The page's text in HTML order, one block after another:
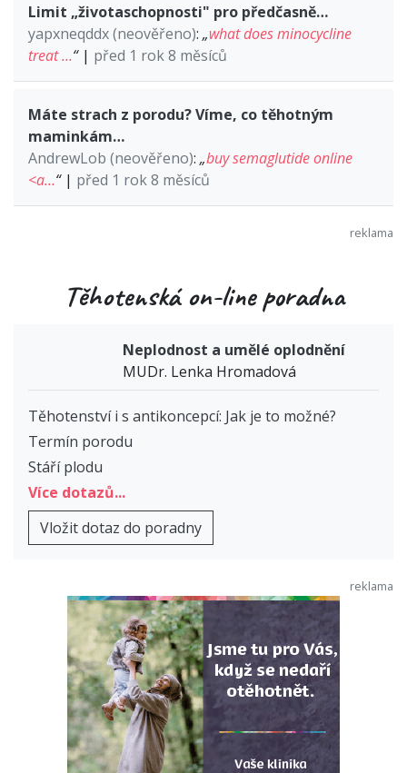
Limit „životaschopnosti" pro předčasně…
yapxneqddx (neověřeno): „what does minocycline
treat …“| před 1 rok 8 měsíců
Máte strach z porodu? Víme, co těhotným
maminkám…
AndrewLob (neověřeno): „buy semaglutide online
<a…“| před 1 rok 8 měsíců
Těhotenská on-line poradna
Neplodnost a umělé oplodnění
MUDr. Lenka Hromadová
Těhotenství i s antikoncepcí: Jak je to možné?
Termín porodu
Stáří plodu
Více dotazů...
Vložit dotaz do poradny